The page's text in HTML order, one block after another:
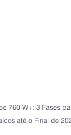
760 W+: 3 Fases
até o Final de